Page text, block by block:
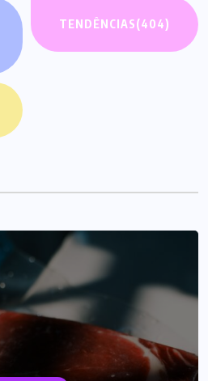
TENDÊNCIAS(404)